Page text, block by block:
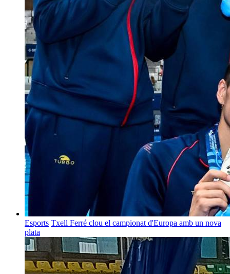
Esports Txell Ferré clou el campionat d'Europa amb un nova
plata